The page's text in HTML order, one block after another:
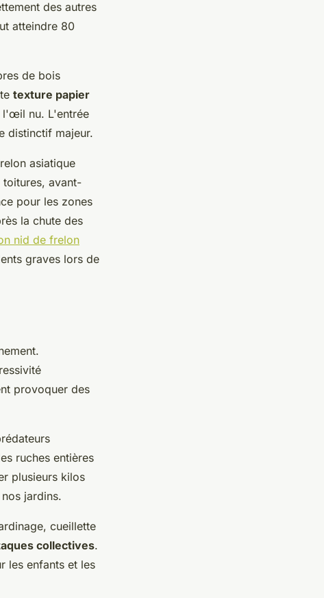
des autres
atteindre 80
de bois
texture papier
l'œil nu. L'entrée
distinctif majeur.
asiatique
avant-
pour les zones
la chute des
nid de frelon
graves lors de
provoquer des
ruches entières
plusieurs kilos
jardins.
cueillette
collectives.
les enfants et les